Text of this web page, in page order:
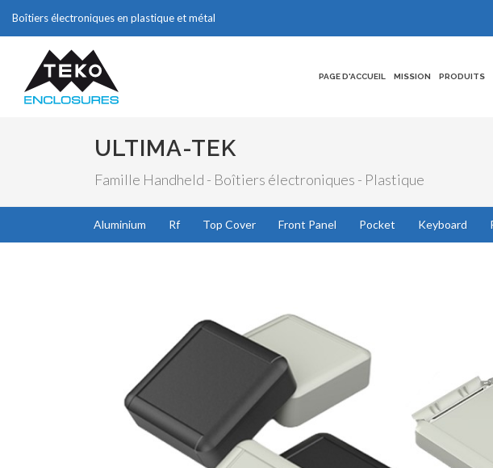
Boîtiers électroniques en plastique et métal
PAGE D'ACCUEIL MISSION PRODUITS
ULTIMA-TEK
Famille Handheld - Boîtiers électroniques - Plastique
Aluminium Rf Top Cover Front Panel Pocket Keyboard